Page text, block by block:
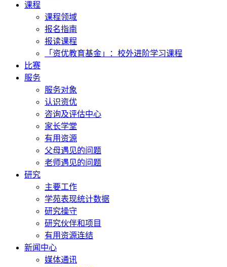
课程
课程领域
报名指南
报读课程
「资优教育基金」：校外进阶学习课程
比赛
服务
服务对象
认识资优
咨询及评估中心
家长学堂
有用资源
父母遇见的问题
老师遇见的问题
研究
主要工作
学苑表现统计数据
研究操守
研究伙伴和项目
有用资源连结
新闻中心
媒体通讯